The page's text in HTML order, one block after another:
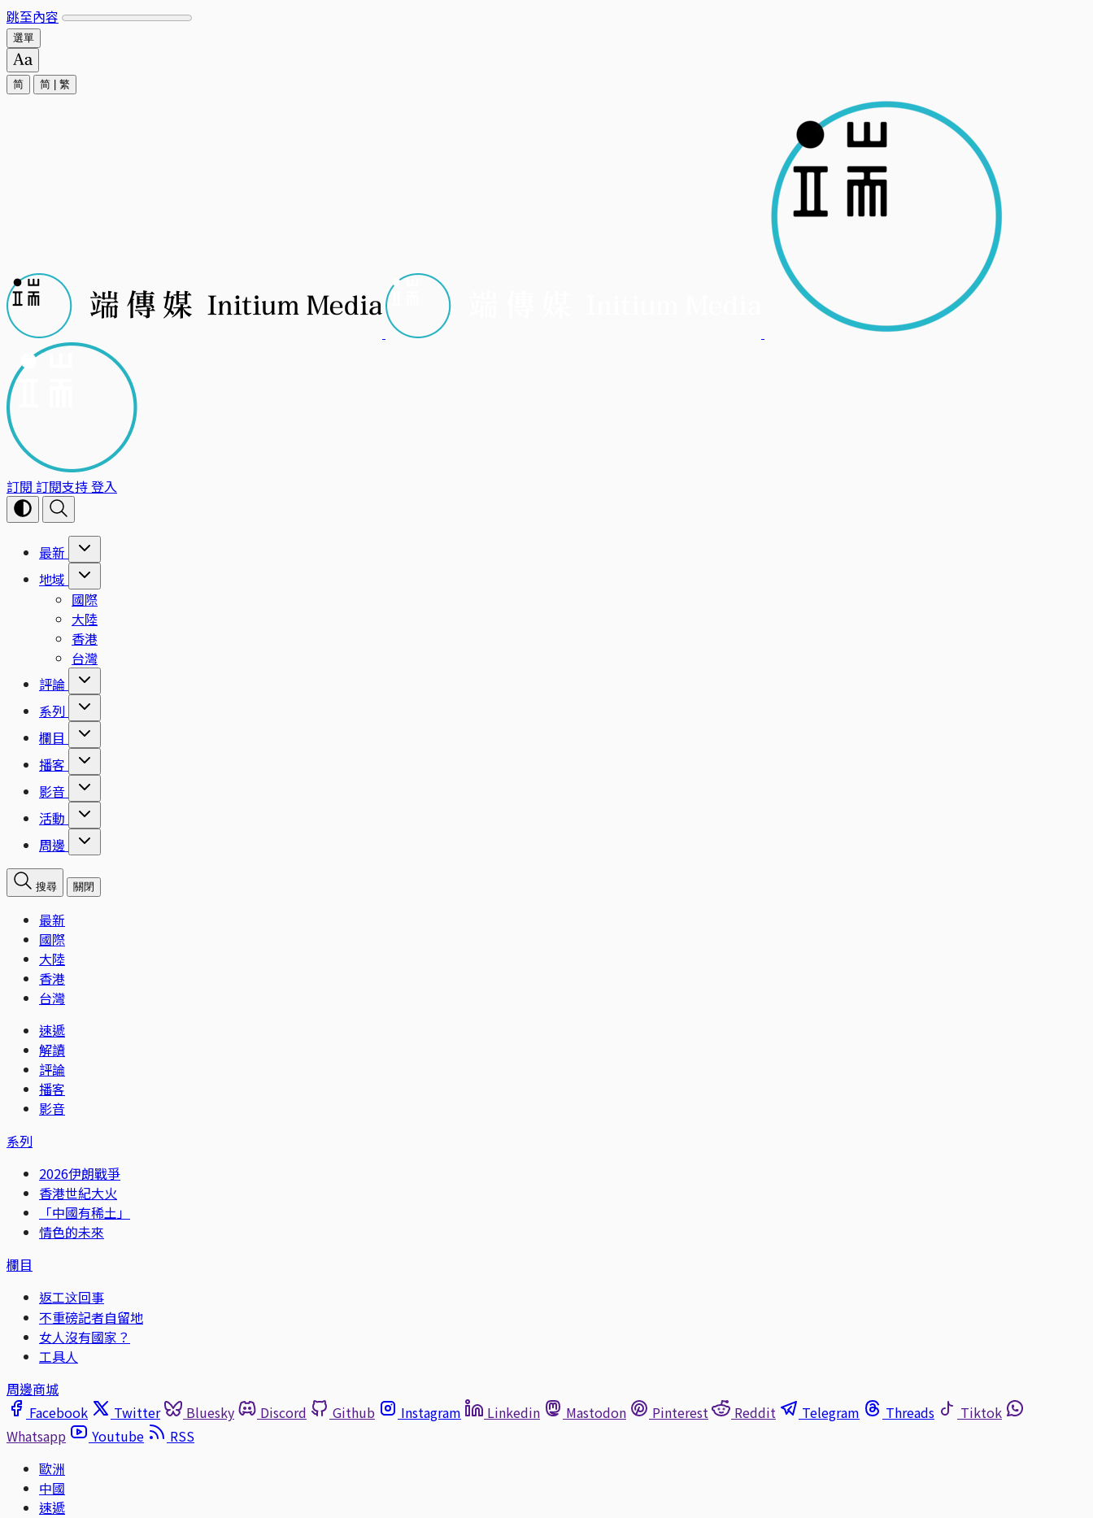
跳至內容
選單
简 简 繁
訂閱 訂閱支持登入
最新
地域
國際
大陸
香港
台灣
評論
系列
欄目
播客
影音
活動
周邊
搜尋 關閉
最新
國際
大陸
香港
台灣
速遞
解讀
評論
播客
影音
系列
2026伊朗戰爭
香港世紀大火
「中國有稀土」
情色的未來
欄目
返工这回事
不重磅記者自留地
女人沒有國家？
工具人
周邊商城
Facebook
Twitter Bluesky Discord Github Instagram Linkedin Mastodon Pinterest Reddit Telegram Threads
Tiktok
Whatsapp
Youtube
RSS
歐洲
中國
速遞